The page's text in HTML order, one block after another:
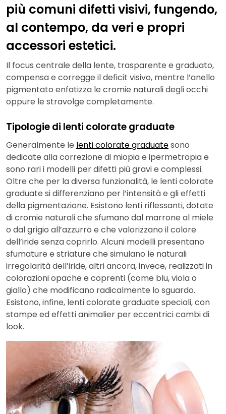
più comuni difetti visivi, fungendo,
al contempo, da veri e propri
accessori estetici.
Il focus centrale della lente, trasparente e graduato,
compensa e corregge il deficit visivo, mentre l’anello
pigmentato enfatizza le cromie naturali degli occhi
oppure le stravolge completamente.
Tipologie di lenti colorate graduate
Generalmente le lenti colorate graduatesono
dedicate alla correzione di miopia e ipermetropia e
sono rari i modelli per difetti più gravi e complessi.
Oltre che per la diversa funzionalità, le lenti colorate
graduate si differenziano per l’intensità e gli effetti
della pigmentazione. Esistono lenti riflessanti, dotate
di cromie naturali che sfumano dal marrone al miele
o dal grigio all’azzurro e che valorizzano il colore
dell’iride senza coprirlo. Alcuni modelli presentano
sfumature e striature che simulano le naturali
irregolarità dell’iride, altri ancora, invece, realizzati in
colorazioni opache e coprenti (come blu, viola o
giallo) che modificano radicalmente lo sguardo.
Esistono, infine, lenti colorate graduate speciali, con
stampe ed effetti animalier per eccentrici cambi di
look.